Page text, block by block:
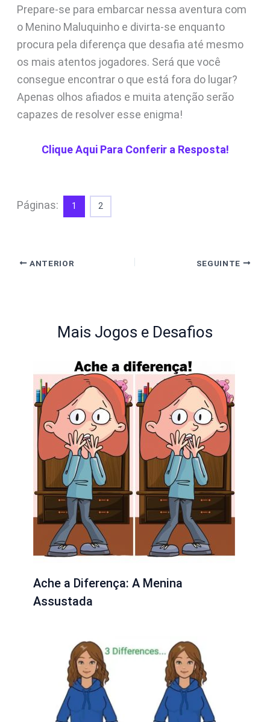
Prepare-se para embarcar nessa aventura com
o Menino Maluquinho e divirta-se enquanto
procura pela diferença que desafia até mesmo
os mais atentos jogadores. Será que você
consegue encontrar o que está fora do lugar?
Apenas olhos afiados e muita atenção serão
capazes de resolver esse enigma!
Clique Aqui Para Conferir a Resposta!
Páginas: 1 2
ANTERIOR SEGUINTE
Mais Jogos e Desafios
Ache a Diferença: A Menina
Assustada